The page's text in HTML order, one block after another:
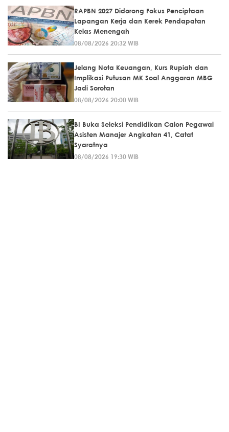
RAPBN 2027 Didorong Fokus Penciptaan
Lapangan Kerja dan Kerek Pendapatan
Kelas Menengah
08/08/2026 20:32 WIB
Jelang Nota Keuangan, Kurs Rupiah dan
Implikasi Putusan MK Soal Anggaran MBG
Jadi Sorotan
08/08/2026 20:00 WIB
BI Buka Seleksi Pendidikan Calon Pegawai
Asisten Manajer Angkatan 41, Catat
Syaratnya
08/08/2026 19:30 WIB